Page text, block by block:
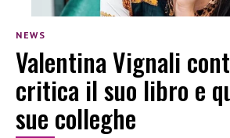
NEWS
Valentina Vignali
critica il suo libro e
sue colleghe